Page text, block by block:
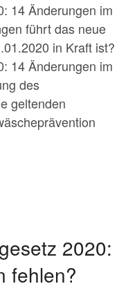
14 Änderungen im
führt das neue
in Kraft ist?
14 Änderungen im
des
geltenden
2020:
fehlen?